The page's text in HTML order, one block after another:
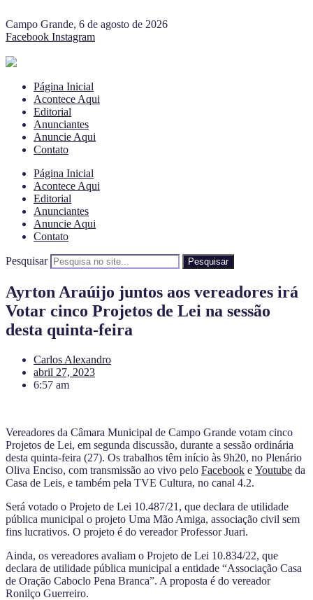
Campo Grande, 6 de agosto de 2026
Facebook Instagram
Página Inicial
Acontece Aqui
Editorial
Anunciantes
Anuncie Aqui
Contato
Página Inicial
Acontece Aqui
Editorial
Anunciantes
Anuncie Aqui
Contato
Pesquisar Pesquisar
Ayrton Araúijo juntos aos vereadores irá
Votar cinco Projetos de Lei na sessão
desta quinta-feira
Carlos Alexandro
abril 27, 2023
6:57 am
Vereadores da Câmara Municipal de Campo Grande votam cinco
Projetos de Lei, em segunda discussão, durante a sessão ordinária
desta quinta-feira (27). Os trabalhos têm início às 9h20, no Plenário
Oliva Enciso, com transmissão ao vivo pelo Facebook e Youtube da
Casa de Leis, e também pela TVE Cultura, no canal 4.2.
Será votado o Projeto de Lei 10.487/21, que declara de utilidade
pública municipal o projeto Uma Mão Amiga, associação civil sem
fins lucrativos. O projeto é do vereador Professor Juari.
Ainda, os vereadores avaliam o Projeto de Lei 10.834/22, que
declara de utilidade pública municipal a entidade “Associação Casa
de Oração Caboclo Pena Branca”. A proposta é do vereador
Ronilço Guerreiro.